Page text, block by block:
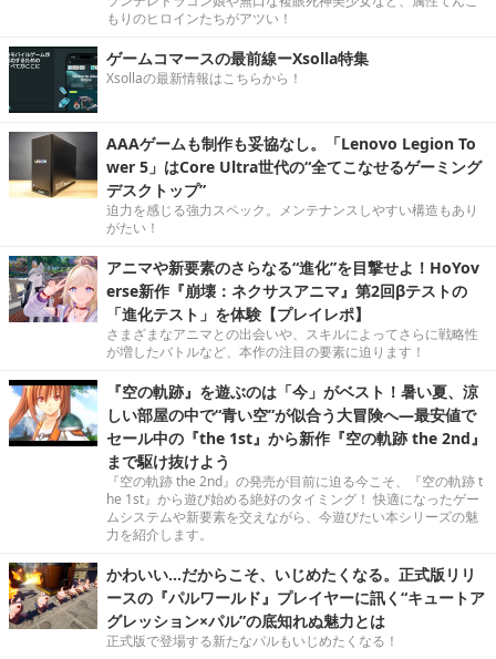
もりのヒロインたちがアツい！
ゲームコマースの最前線ーXsolla特集
Xsollaの最新情報はこちらから！
AAAゲームも制作も妥協なし。「Lenovo Legion To
wer 5」はCore Ultra世代の“全てこなせるゲーミング
デスクトップ”
迫力を感じる強力スペック。メンテナンスしやすい構造もあり
がたい！
アニマや新要素のさらなる“進化”を目撃せよ！HoYov
erse新作『崩壊：ネクサスアニマ』第2回βテストの
「進化テスト」を体験【プレイレポ】
さまざまなアニマとの出会いや、スキルによってさらに戦略性
が増したバトルなど、本作の注目の要素に迫ります！
『空の軌跡』を遊ぶのは「今」がベスト！暑い夏、涼
しい部屋の中で“青い空”が似合う大冒険へ―最安値で
セール中の『the 1st』から新作『空の軌跡 the 2nd』
まで駆け抜けよう
『空の軌跡 the 2nd』の発売が目前に迫る今こそ、『空の軌跡 t
he 1st』から遊び始める絶好のタイミング！ 快適になったゲー
ムシステムや新要素を交えながら、今遊びたい本シリーズの魅
力を紹介します。
かわいい…だからこそ、いじめたくなる。正式版リリ
ースの『パルワールド』プレイヤーに訊く“キュートア
グレッション×パル”の底知れぬ魅力とは
正式版で登場する新たなパルもいじめたくなる！